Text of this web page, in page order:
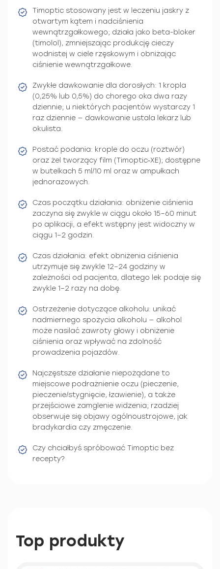
Timoptic stosowany jest w leczeniu jaskry z
otwartym kątem i nadciśnienia
wewnątrzgałkowego; działa jako beta-bloker
(timolol), zmniejszając produkcję cieczy
wodnistej w ciele rzęskowym i obniżając
ciśnienie wewnątrzgałkowe.
Zwykłe dawkowanie dla dorosłych: 1 kropla
(0,25% lub 0,5%) do chorego oka dwa razy
dziennie; u niektórych pacjentów wystarczy 1
raz dziennie — dawkowanie ustala lekarz lub
okulista.
Postać podania: krople do oczu (roztwór)
oraz żel tworzący film (Timoptic‑XE); dostępne
w butelkach 5 ml/10 ml oraz w ampułkach
jednorazowych.
Czas początku działania: obniżenie ciśnienia
zaczyna się zwykle w ciągu około 15–60 minut
po aplikacji, a efekt wstępny jest widoczny w
ciągu 1–2 godzin.
Czas działania: efekt obniżenia ciśnienia
utrzymuje się zwykle 12–24 godziny w
zależności od pacjenta, dlatego lek podaje się
zwykle 1–2 razy na dobę.
Ostrzeżenie dotyczące alkoholu: unikać
nadmiernego spożycia alkoholu — alkohol
może nasilać zawroty głowy i obniżenie
ciśnienia oraz wpływać na zdolność
prowadzenia pojazdów.
Najczęstsze działanie niepożądane to
miejscowe podrażnienie oczu (pieczenie,
pieczenie/stygnięcie, łzawienie), a także
przejściowe zamglenie widzenia; rzadziej
obserwuje się objawy ogólnoustrojowe, jak
bradykardia czy zmęczenie.
Czy chciałbyś spróbować Timoptic bez
recepty?
Top produkty